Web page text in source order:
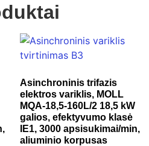
Asinchroninis trifazis
elektros variklis, MOLL
MQA-18,5-160L/2 18,5 kW
galios, efektyvumo klasė
IE1, 3000 apsisukimai/min,
aliuminio korpusas